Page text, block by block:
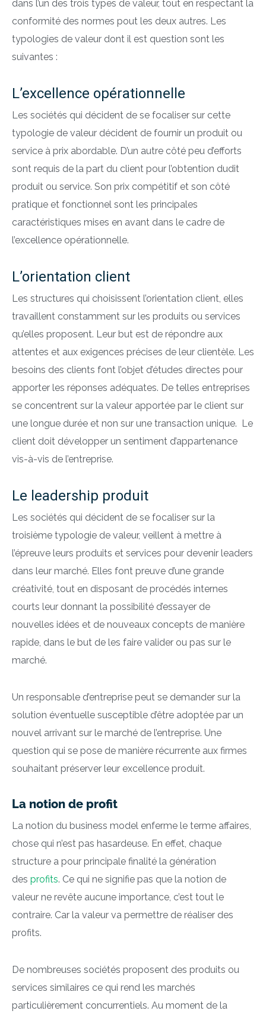
dans l’un des trois types de valeur, tout en respectant la
conformité des normes pout les deux autres. Les
typologies de valeur dont il est question sont les
suivantes :
L’excellence opérationnelle
Les sociétés qui décident de se focaliser sur cette
typologie de valeur décident de fournir un produit ou
service à prix abordable. D’un autre côté peu d’efforts
sont requis de la part du client pour l’obtention dudit
produit ou service. Son prix compétitif et son côté
pratique et fonctionnel sont les principales
caractéristiques mises en avant dans le cadre de
l’excellence opérationnelle.
L’orientation client
Les structures qui choisissent l’orientation client, elles
travaillent constamment sur les produits ou services
qu’elles proposent. Leur but est de répondre aux
attentes et aux exigences précises de leur clientèle. Les
besoins des clients font l’objet d’études directes pour
apporter les réponses adéquates. De telles entreprises
se concentrent sur la valeur apportée par le client sur
une longue durée et non sur une transaction unique. Le
client doit développer un sentiment d’appartenance
vis-à-vis de l’entreprise.
Le leadership produit
Les sociétés qui décident de se focaliser sur la
troisième typologie de valeur, veillent à mettre à
l’épreuve leurs produits et services pour devenir leaders
dans leur marché. Elles font preuve d’une grande
créativité, tout en disposant de procédés internes
courts leur donnant la possibilité d’essayer de
nouvelles idées et de nouveaux concepts de manière
rapide, dans le but de les faire valider ou pas sur le
marché.
Un responsable d’entreprise peut se demander sur la
solution éventuelle susceptible d’être adoptée par un
nouvel arrivant sur le marché de l’entreprise. Une
question qui se pose de manière récurrente aux firmes
souhaitant préserver leur excellence produit.
La notion de profit
La notion du business model enferme le terme affaires,
chose qui n’est pas hasardeuse. En effet, chaque
structure a pour principale finalité la génération
des profits. Ce qui ne signifie pas que la notion de
valeur ne revête aucune importance, c’est tout le
contraire. Car la valeur va permettre de réaliser des
profits.
De nombreuses sociétés proposent des produits ou
services similaires ce qui rend les marchés
particulièrement concurrentiels. Au moment de la